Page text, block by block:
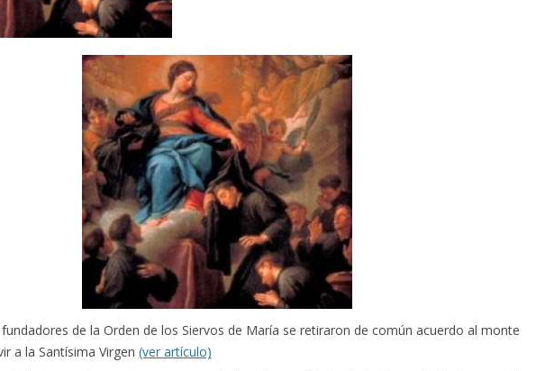
de la Orden de los Siervos de María se retiraron de común acuerdo al monte
a la Santísima Virgen (ver artículo)